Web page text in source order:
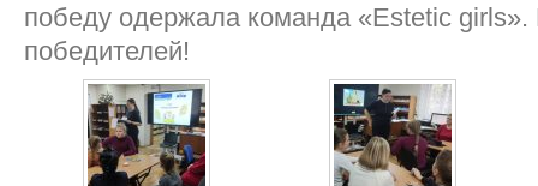
победу одержала команда «Estetic
победителей!